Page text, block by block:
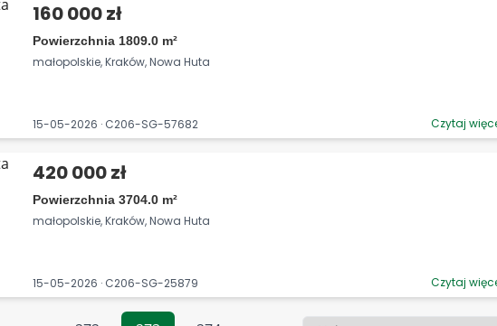
160 000 zł
Powierzchnia 1809.0 m²
małopolskie, Kraków, Nowa Huta
15-05-2026 · C206-SG-57682 Czytaj
420 000 zł
Powierzchnia 3704.0 m²
małopolskie, Kraków, Nowa Huta
15-05-2026 · C206-SG-25879 Czytaj